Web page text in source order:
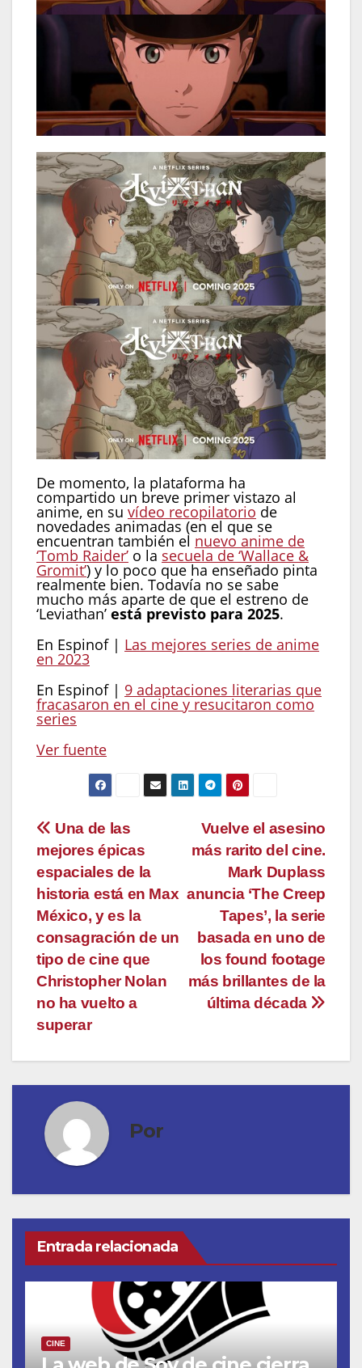
De momento, la plataforma ha
compartido un breve primer vistazo al
anime, en su vídeo recopilatorio de
novedades animadas (en el que se
encuentran también el nuevo anime de
‘Tomb Raider’ o la secuela de ‘Wallace &
Gromit’) y lo poco que ha enseñado pinta
realmente bien. Todavía no se sabe
mucho más aparte de que el estreno de
‘Leviathan’ está previsto para 2025.
En Espinof | Las mejores series de anime
en 2023
En Espinof | 9 adaptaciones literarias que
fracasaron en el cine y resucitaron como
series
Ver fuente
Navegación
de
entradas
Vuelve el asesino
más rarito del cine.
Mark Duplass
anuncia ‘The Creep
Tapes’, la serie
basada en uno de
los found footage
más brillantes de la
última década
Una de las
mejores épicas
espaciales de la
historia está en Max
México, y es la
consagración de un
tipo de cine que
Christopher Nolan
no ha vuelto a
superar
Por
Entrada relacionada
CINE